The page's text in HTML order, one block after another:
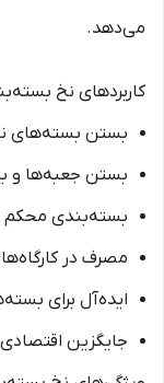
می‌دهد.
کاربردهای نخ
بستن بسته‌های
بستن جعبه‌ها و
بسته‌بندی
مصرف در
ایده‌آل برای
جایگزین